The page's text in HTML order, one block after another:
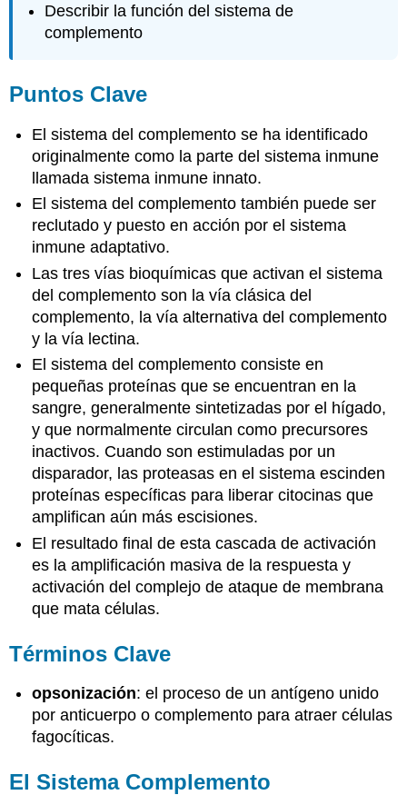
Describir la función del sistema de
complemento
Puntos Clave
El sistema del complemento se ha identificado
originalmente como la parte del sistema inmune
llamada sistema inmune innato.
El sistema del complemento también puede ser
reclutado y puesto en acción por el sistema
inmune adaptativo.
Las tres vías bioquímicas que activan el sistema
del complemento son la vía clásica del
complemento, la vía alternativa del complemento
y la vía lectina.
El sistema del complemento consiste en
pequeñas proteínas que se encuentran en la
sangre, generalmente sintetizadas por el hígado,
y que normalmente circulan como precursores
inactivos. Cuando son estimuladas por un
disparador, las proteasas en el sistema escinden
proteínas específicas para liberar citocinas que
amplifican aún más escisiones.
El resultado final de esta cascada de activación
es la amplificación masiva de la respuesta y
activación del complejo de ataque de membrana
que mata células.
Términos Clave
opsonización: el proceso de un antígeno unido
por anticuerpo o complemento para atraer células
fagocíticas.
El Sistema Complemento